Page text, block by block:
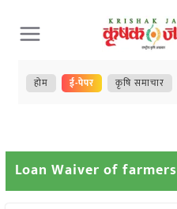
Skip
to
content
होम ई-पेपर कृषि समाचार
Loan Waiver of farmers